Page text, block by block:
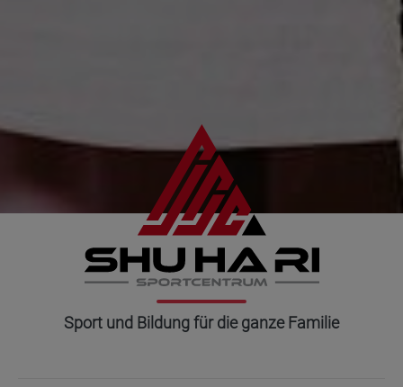
SHUHARI SPORTCENTRUM
Sport und Bildung für die ganze Familie